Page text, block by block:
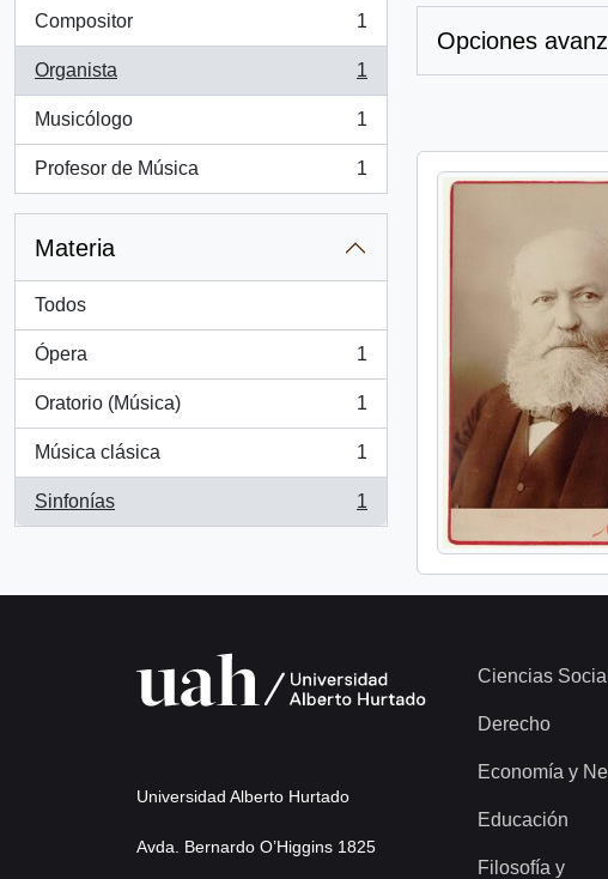
Compositor
, 1 resultados
1
Organista
, 1 resultados
1
Musicólogo
, 1 resultados
1
Profesor de Música
, 1 resultados
1
Materia
Todos
Ópera
, 1 resultados
1
Oratorio (Música)
, 1 resultados
1
Música clásica
, 1 resultados
1
Sinfonías
, 1 resultados
1
Opciones
Universidad Alberto Hurtado
Avda. Bernardo O’Higgins 1825
Ciencias
Derecho
Economía y
Educación
Filosofía y